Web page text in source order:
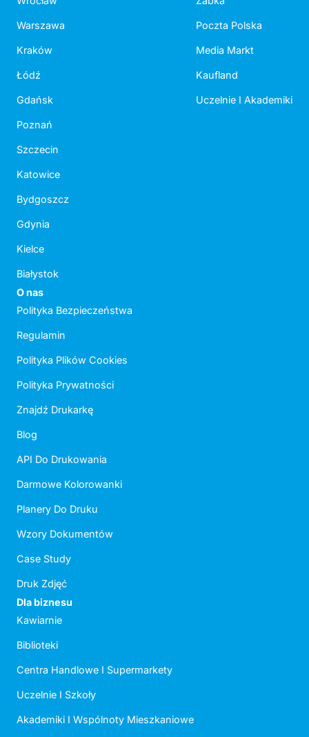
Warszawa
Kraków
Łódź
Gdańsk
Poznań
Szczecin
Katowice
Bydgoszcz
Gdynia
Kielce
Białystok
Poczta Polska
Media Markt
Kaufland
Uczelnie I Akademiki
O nas
Polityka Bezpieczeństwa
Regulamin
Polityka Plików Cookies
Polityka Prywatności
Znajdź Drukarkę
Blog
API Do Drukowania
Darmowe Kolorowanki
Planery Do Druku
Wzory Dokumentów
Case Study
Druk Zdjęć
Dla biznesu
Kawiarnie
Biblioteki
Centra Handlowe I Supermarkety
Uczelnie I Szkoły
Akademiki I Wspólnoty Mieszkaniowe